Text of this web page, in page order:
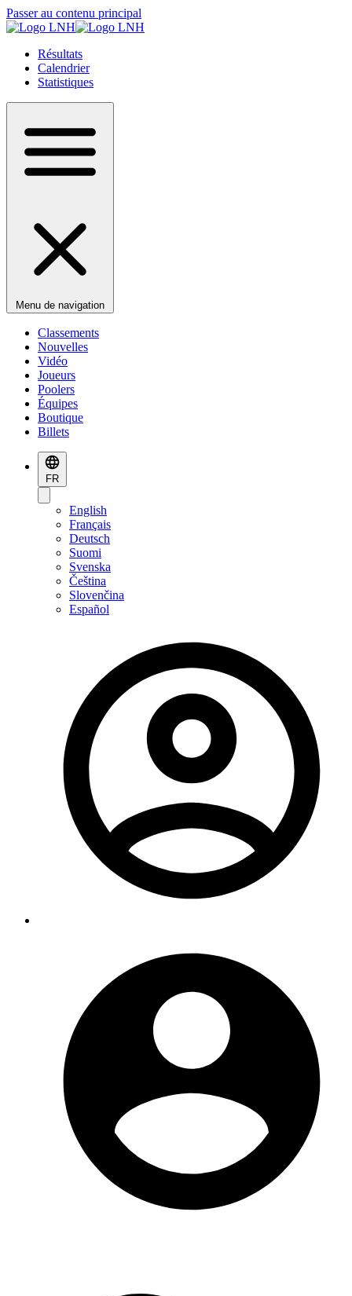
Passer au contenu principal
Résultats
Calendrier
Statistiques
Menu de navigation
Classements
Nouvelles
Vidéo
Joueurs
Poolers
Équipes
Boutique
Billets
FR
English
Français
Deutsch
Suomi
Svenska
Čeština
Slovenčina
Español